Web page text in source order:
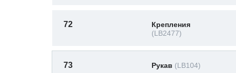
72
Крепления
(LB2477)
73 Рукав (LB104)